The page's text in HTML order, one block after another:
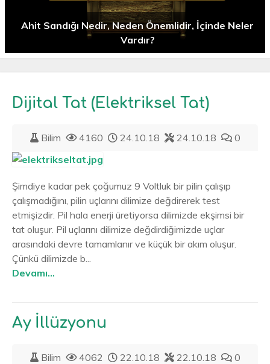
Ahit Sandığı Nedir, Neden Önemlidir, İçinde Neler
Vardır?
Dijital Tat (Elektriksel Tat)
Bilim 4160 24.10.18 24.10.18 0
Şimdiye kadar pek çoğumuz 9 Voltluk bir pilin çalışıp
çalışmadığını, pilin uçlarını dilimize değdirerek test
etmişizdir. Pil hala enerji üretiyorsa dilimizde ekşimsi bir
tat oluşur. Pil uçlarını dilimize değdirdiğimizde uçlar
arasındaki devre tamamlanır ve küçük bir akım oluşur.
Çünkü dilimizde b...
Devamı...
Ay İllüzyonu
Bilim 4062 22.10.18 22.10.18 0